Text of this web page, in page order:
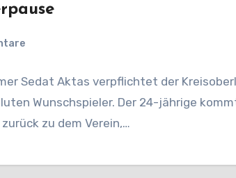
Sedat Aktas verpflichtet der
Wunschspieler. Der 24-jährige
zu dem Verein,…